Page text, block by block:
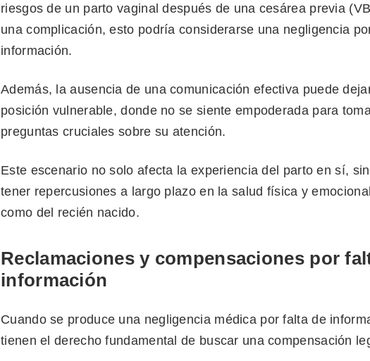
riesgos de un parto vaginal después de una cesárea previa
una complicación, esto podría considerarse una negligencia
información.
Además, la ausencia de una comunicación efectiva puede
posición vulnerable, donde no se siente empoderada para
preguntas cruciales sobre su atención.
Este escenario no solo afecta la experiencia del parto en sí,
tener repercusiones a largo plazo en la salud física y
como del recién nacido.
Reclamaciones y compensaciones por
información
Cuando se produce una negligencia médica por falta de
tienen el derecho fundamental de buscar una compensación